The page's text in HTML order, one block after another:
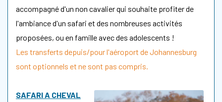
accompagné d'un non cavalier qui souhaite profiter de
l'ambiance d'un safari et des nombreuses activités
proposées, ou en famille avec des adolescents !
Les transferts depuis/pour l'aéroport de Johannesburg
sont optionnels et ne sont pas compris.
SAFARI A CHEVAL